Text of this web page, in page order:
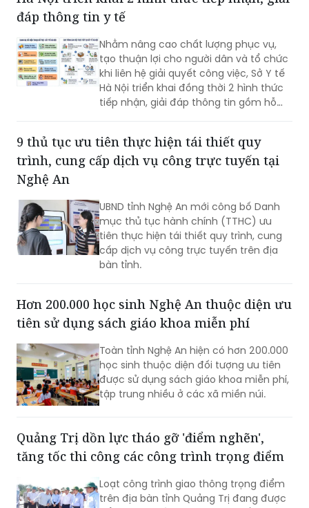
đáp thông tin y tế
Nhằm nâng cao chất lượng phục vụ,
tạo thuận lợi cho người dân và tổ chức
khi liên hệ giải quyết công việc, Sở Y tế
Hà Nội triển khai đồng thời 2 hình thức
tiếp nhận, giải đáp thông tin gồm hỗ
9 thủ tục ưu tiên thực hiện tái thiết quy
trình, cung cấp dịch vụ công trực tuyến tại
Nghệ An
UBND tỉnh Nghệ An mới công bố Danh
mục thủ tục hành chính (TTHC) ưu
tiên thực hiện tái thiết quy trình, cung
cấp dịch vụ công trực tuyến trên địa
bàn tỉnh.
Hơn 200.000 học sinh Nghệ An thuộc diện ưu
tiên sử dụng sách giáo khoa miễn phí
Toàn tỉnh Nghệ An hiện có hơn 200.000
học sinh thuộc diện đối tượng ưu tiên
được sử dụng sách giáo khoa miễn phí,
tập trung nhiều ở các xã miền núi.
Quảng Trị dồn lực tháo gỡ 'điểm nghẽn',
tăng tốc thi công các công trình trọng điểm
Loạt công trình giao thông trọng điểm
trên địa bàn tỉnh Quảng Trị đang được